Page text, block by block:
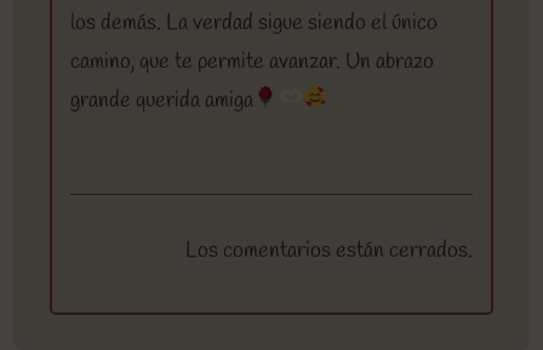
los demás. La verdad sigue siendo el único
camino, que te permite avanzar. Un abrazo
grande querida amiga
Los comentarios están cerrados.